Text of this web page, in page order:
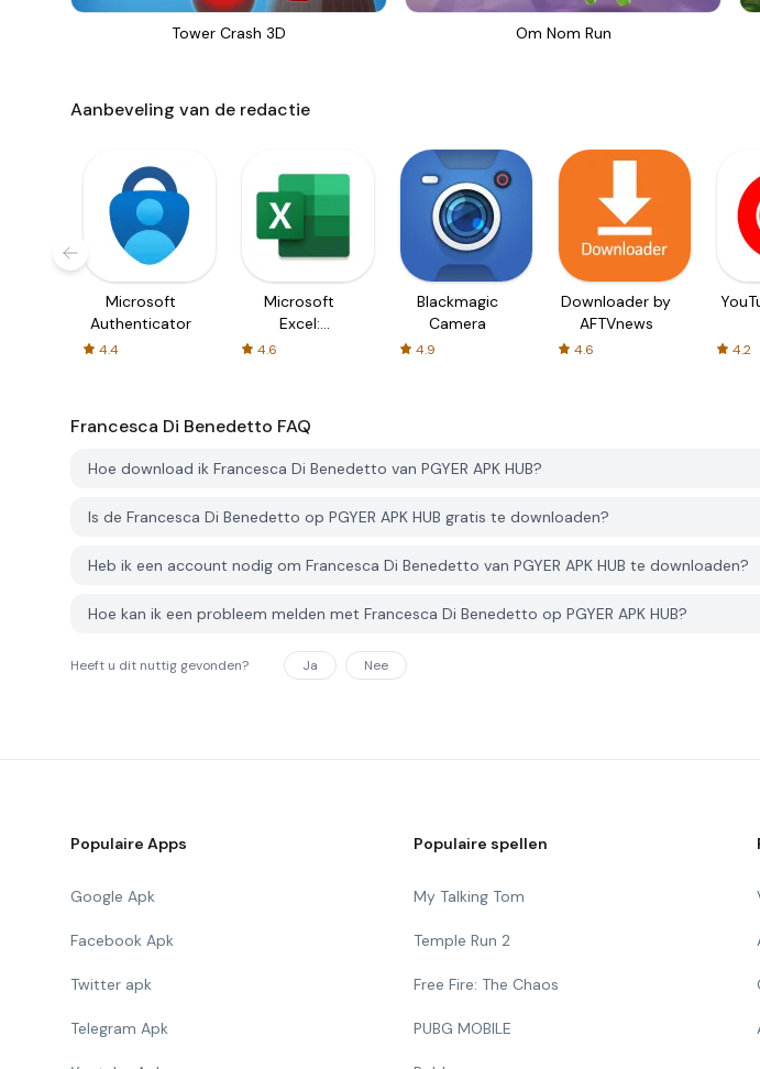
Tower Crash 3D Om Nom Run
Aanbeveling van de redactie
Microsoft
Authenticator
4.4
Microsoft
Excel:
Spreadsheets
4.6
Blackmagic
Camera
4.9
Downloader by
AFTVnews
4.6 4.2
Francesca Di Benedetto FAQ
Hoe download ik Francesca Di Benedetto van PGYER APK HUB?
Is de Francesca Di Benedetto op PGYER APK HUB gratis te downloaden?
Heb ik een account nodig om Francesca Di Benedetto van PGYER APK HUB te downloaden?
Hoe kan ik een probleem melden met Francesca Di Benedetto op PGYER APK HUB?
Heeft u dit nuttig gevonden? Ja Nee
Populaire Apps
Google Apk
Facebook Apk
Twitter apk
Telegram Apk
Populaire spellen
My Talking Tom
Temple Run 2
Free Fire: The Chaos
PUBG MOBILE